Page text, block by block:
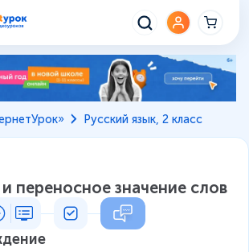
Русский язык, 2 класс
переносное значение слов